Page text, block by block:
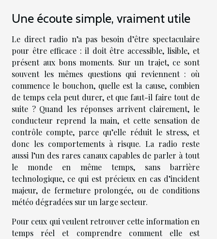
Une écoute simple, vraiment utile
Le direct radio n’a pas besoin d’être spectaculaire
pour être efficace : il doit être accessible, lisible, et
présent aux bons moments. Sur un trajet, ce sont
souvent les mêmes questions qui reviennent : où
commence le bouchon, quelle est la cause, combien
de temps cela peut durer, et que faut-il faire tout de
suite ? Quand les réponses arrivent clairement, le
conducteur reprend la main, et cette sensation de
contrôle compte, parce qu’elle réduit le stress, et
donc les comportements à risque. La radio reste
aussi l’un des rares canaux capables de parler à tout
le monde en même temps, sans barrière
technologique, ce qui est précieux en cas d’incident
majeur, de fermeture prolongée, ou de conditions
météo dégradées sur un large secteur.
Pour ceux qui veulent retrouver cette information en
temps réel et comprendre comment elle est